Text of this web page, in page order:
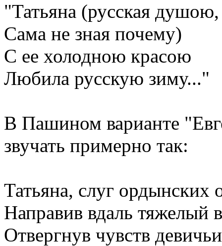
"Татьяна (русская душою,
Сама не зная почему)
С ее холодною красою
Любила русскую зиму..."
В Пашином варианте
звучать примерно так:
Татьяна, слуг ордынских
Направив вдаль тяжелый
Отвергнув чувств